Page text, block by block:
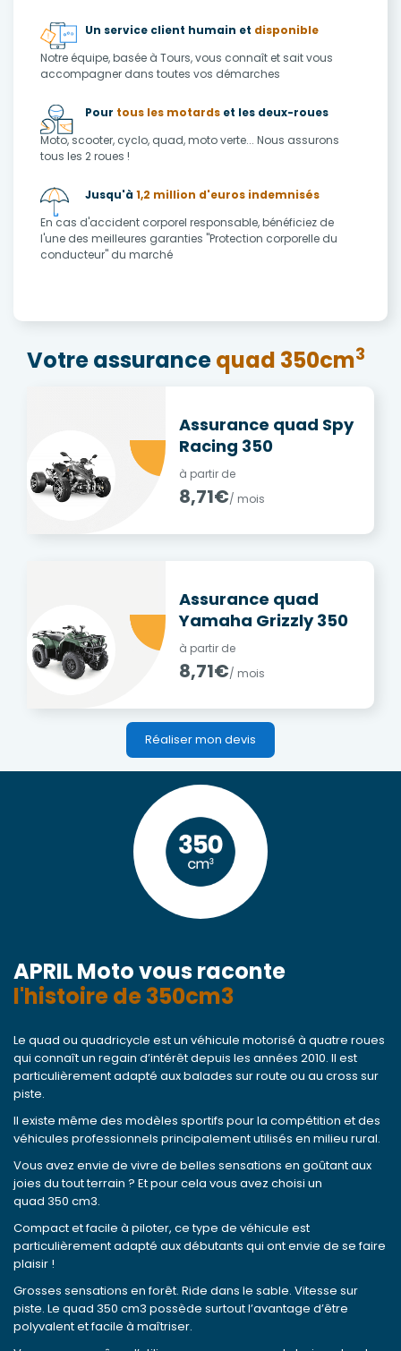
Un service client humain et disponible
Notre équipe, basée à Tours, vous connaît et sait vous
accompagner dans toutes vos démarches
Pour tous les motards et les deux-roues
Moto, scooter, cyclo, quad, moto verte... Nous assurons
tous les 2 roues !
Jusqu'à1,2 million d'euros indemnisés
En cas d'accident corporel responsable, bénéficiez de
l'une des meilleures garanties "Protection corporelle du
conducteur" du marché
Votre assurancequad 350cm3
Assurance quad Spy
Racing 350
à partir de
8,71€/ mois
Assurance quad
Yamaha Grizzly 350
à partir de
8,71€/ mois
Réaliser mon devis
APRIL Moto vous raconte
l'histoire de 350cm3
Le quad ou quadricycle est un véhicule motorisé à quatre roues
qui connaît un regain d’intérêt depuis les années 2010. Il est
particulièrement adapté aux balades sur route ou au cross sur
piste.
Il existe même des modèles sportifs pour la compétition et des
véhicules professionnels principalement utilisés en milieu rural.
Vous avez envie de vivre de belles sensations en goûtant aux
joies du tout terrain ? Et pour cela vous avez choisi un
quad 350 cm3.
Compact et facile à piloter, ce type de véhicule est
particulièrement adapté aux débutants qui ont envie de se faire
plaisir !
Grosses sensations en forêt. Ride dans le sable. Vitesse sur
piste. Le quad 350 cm3 possède surtout l’avantage d’être
polyvalent et facile à maîtriser.